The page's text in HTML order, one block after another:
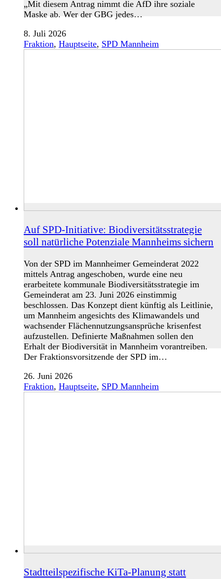
„Mit diesem Antrag nimmt die AfD ihre soziale
Maske ab. Wer der GBG jedes…
8. Juli 2026
Fraktion, Hauptseite, SPD Mannheim
Auf SPD-Initiative: Biodiversitätsstrategie
soll natürliche Potenziale Mannheims sichern
Von der SPD im Mannheimer Gemeinderat 2022
mittels Antrag angeschoben, wurde eine neu
erarbeitete kommunale Biodiversitätsstrategie im
Gemeinderat am 23. Juni 2026 einstimmig
beschlossen. Das Konzept dient künftig als Leitlinie,
um Mannheim angesichts des Klimawandels und
wachsender Flächennutzungsansprüche krisenfest
aufzustellen. Definierte Maßnahmen sollen den
Erhalt der Biodiversität in Mannheim vorantreiben.
Der Fraktionsvorsitzende der SPD im…
26. Juni 2026
Fraktion, Hauptseite, SPD Mannheim
Stadtteilspezifische KiTa-Planung statt